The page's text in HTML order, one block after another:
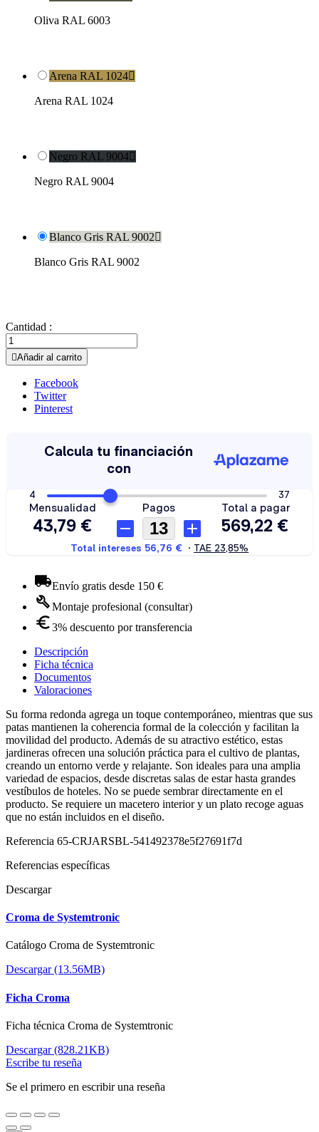
Oliva RAL 6003
Arena RAL 1024
Arena RAL 1024
Negro RAL 9004
Negro RAL 9004
Blanco Gris RAL 9002
Blanco Gris RAL 9002
Cantidad :
Añadir al carrito
Facebook
Twitter
Pinterest
Envío gratis desde 150 €
Montaje profesional (consultar)
3% descuento por transferencia
Descripción
Ficha técnica
Documentos
Valoraciones
Su forma redonda agrega un toque contemporáneo, mientras que sus
patas mantienen la coherencia formal de la colección y facilitan la
movilidad del producto. Además de su atractivo estético, estas
jardineras ofrecen una solución práctica para el cultivo de plantas,
creando un entorno verde y relajante. Son ideales para una amplia
variedad de espacios, desde discretas salas de estar hasta grandes
vestíbulos de hoteles. No se puede sembrar directamente en el
producto. Se requiere un macetero interior y un plato recoge aguas
que no están incluidos en el diseño.
Referencia 65-CRJARSBL-541492378e5f27691f7d
Referencias específicas
Descargar
Croma de Systemtronic
Catálogo Croma de Systemtronic
Descargar (13.56MB)
Ficha Croma
Ficha técnica Croma de Systemtronic
Descargar (828.21KB)
Escribe tu reseña
Se el primero en escribir una reseña